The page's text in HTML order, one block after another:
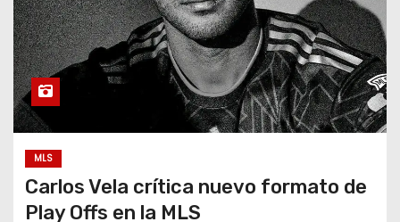
MLS
Carlos Vela crítica nuevo formato de
Play Offs en la MLS